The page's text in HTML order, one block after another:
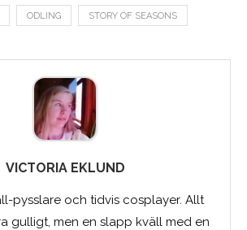
ODLING STORY OF SEASONS
VICTORIA EKLUND
pysslare och tidvis cosplayer. Allt
gulligt, men en slapp kväll med en